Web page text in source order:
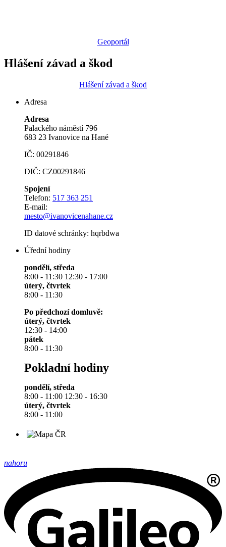
Geoportál
Hlášení závad a škod
Hlášení závad a škod
Adresa
Adresa
Palackého náměstí 796
683 23 Ivanovice na Hané
IČ: 00291846
DIČ: CZ00291846
Spojení
Telefon: 517 363 251
E-mail:
mesto@ivanovicenahane.cz
ID datové schránky: hqrbdwa
Úřední hodiny
pondělí, středa
8:00 - 11:30 12:30 - 17:00
úterý, čtvrtek
8:00 - 11:30
Po předchozí domluvě:
úterý, čtvrtek
12:30 - 14:00
pátek
8:00 - 11:30
Pokladní hodiny
pondělí, středa
8:00 - 11:00 12:30 - 16:30
úterý, čtvrtek
8:00 - 11:00
nahoru